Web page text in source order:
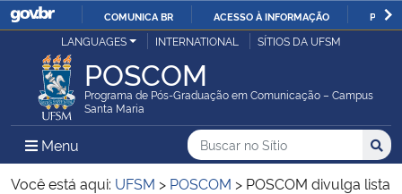
IR
PARA
O
COMUNICA BR ACESSO À INFORMAÇÃO
Ministério da Justiça e Segurança Pública
Ministério da Defesa
Ministério das Relações Exteriores
LANGUAGES INTERNATIONAL SÍTIOS DA UFSM
POSCOM
Programa de Pós-Graduação em Comunicação – Campus
Santa Maria
Menu Menu Principal do Sítio
Busca
Buscar no no Sítio
Busca:
Você está aqui: UFSM > POSCOM > POSCOM divulga lista